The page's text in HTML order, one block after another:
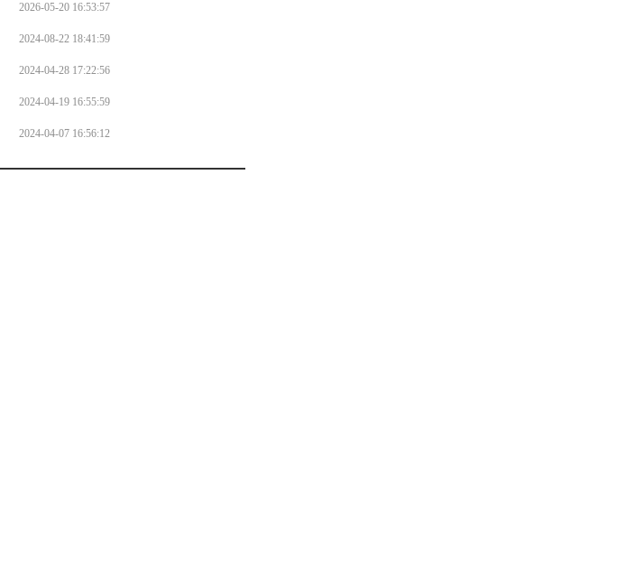
2026-05-20 16:53:57
2024-08-22 18:41:59
2024-04-28 17:22:56
2024-04-19 16:55:59
2024-04-07 16:56:12